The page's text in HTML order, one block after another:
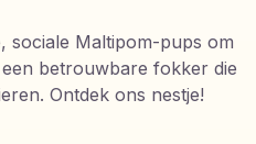
sociale Maltipom-pups om
betrouwbare fokker die
Ontdek ons nestje!